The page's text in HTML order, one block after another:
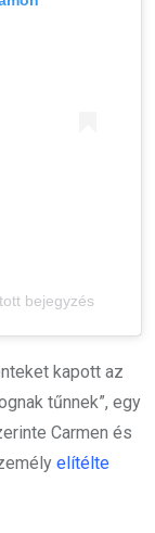
bejegyzés
kapott az
tűnnek”, egy
Carmen és
elítélte